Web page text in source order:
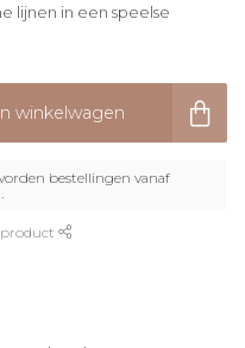
lijnen in een speelse
winkelwagen
bestellingen vanaf